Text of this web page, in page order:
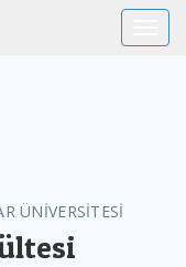
ÜNİVERSİTESİ